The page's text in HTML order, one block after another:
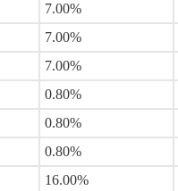
7.00%
7.00%
7.00%
0.80%
0.80%
0.80%
16.00%